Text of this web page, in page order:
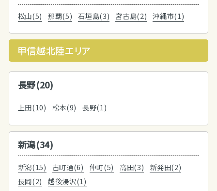
松山(5) 那覇(5) 石垣島(3) 宮古島(2) 沖縄市(1)
甲信越北陸エリア
長野(20)
上田(10) 松本(9) 長野(1)
新潟(34)
新潟(15) 古町通(6) 仲町(5) 高田(3)
新発田(2)
長岡(2)
越後湯沢(1)